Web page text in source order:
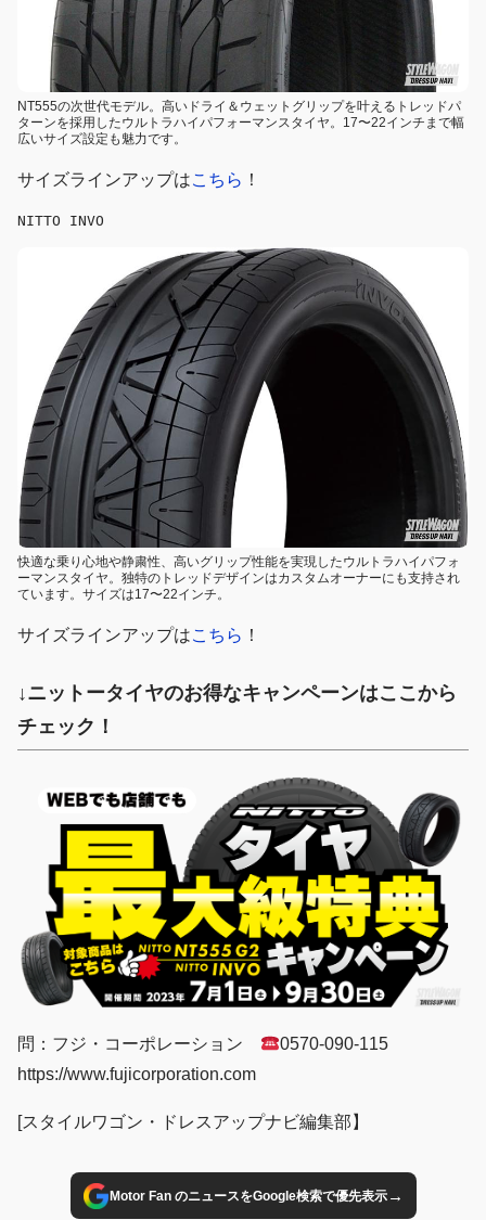
NT555の次世代モデル。高いドライ＆ウェットグリップを叶えるトレッドパ
ターンを採用したウルトラハイパフォーマンスタイヤ。17〜22インチまで幅
広いサイズ設定も魅力です。
サイズラインアップはこちら ！
NITTO INVO
快適な乗り心地や静粛性、高いグリップ性能を実現したウルトラハイパフォ
ーマンスタイヤ。独特のトレッドデザインはカスタムオーナーにも支持され
ています。サイズは17〜22インチ。
サイズラインアップはこちら ！
↓ニットータイヤのお得なキャンペーンはここから
チェック！
問：フジ・コーポレーション
0570-090-115
https://www.fujicorporation.com
[スタイルワゴン・ドレスアップナビ編集部】
Motor Fan のニュースをGoogle検索で優先表示→